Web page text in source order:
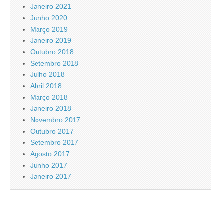
Janeiro 2021
Junho 2020
Março 2019
Janeiro 2019
Outubro 2018
Setembro 2018
Julho 2018
Abril 2018
Março 2018
Janeiro 2018
Novembro 2017
Outubro 2017
Setembro 2017
Agosto 2017
Junho 2017
Janeiro 2017